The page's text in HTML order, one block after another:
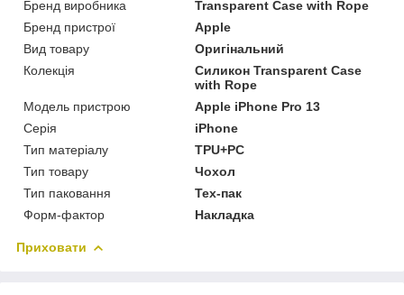
Бренд виробника
Transparent Case with Rope
Бренд пристрої
Apple
Вид товару
Оригінальний
Колекція
Силикон Transparent Case
with Rope
Модель пристрою
Apple iPhone Pro 13
Серія
iPhone
Тип матеріалу
TPU+PC
Тип товару
Чохол
Тип паковання
Тех-пак
Форм-фактор
Накладка
Приховати